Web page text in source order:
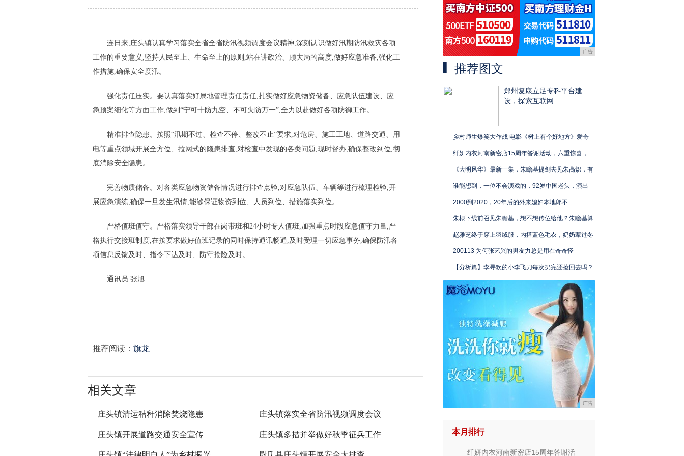
连日来,庄头镇认真学习落实全省全省防汛视频调度会议精神,深刻认识做好汛期防汛救灾各项
工作的重要意义,坚持人民至上、生命至上的原则,站在讲政治、顾大局的高度,做好应急准备,强化工
作措施,确保安全度汛。
强化责任压实。要认真落实好属地管理责任责任,扎实做好应急物资储备、应急队伍建设、应
急预案细化等方面工作,做到“宁可十防九空、不可失防万一”,全力以赴做好各项防御工作。
精准排查隐患。按照“汛期不过、检查不停、整改不止”要求,对危房、施工工地、道路交通、用
电等重点领域开展全方位、拉网式的隐患排查,对检查中发现的各类问题,现时督办,确保整改到位,彻
底消除安全隐患。
完善物质储备。对各类应急物资储备情况进行排查点验,对应急队伍、车辆等进行梳理检验,开
展应急演练,确保一旦发生汛情,能够保证物资到位、人员到位、措施落实到位。
严格值班值守。严格落实领导干部在岗带班和24小时专人值班,加强重点时段应急值守力量,严
格执行交接班制度,在按要求做好值班记录的同时保持通讯畅通,及时受理一切应急事务,确保防汛各
项信息反馈及时、指令下达及时、防守抢险及时。
通讯员:张旭
推荐阅读： 旗龙
相关文章
庄头镇清运秸秆消除焚烧隐患 庄头镇落实全省防汛视频调度会议
庄头镇开展道路交通安全宣传 庄头镇多措并举做好秋季征兵工作
广告
推荐图文
郑州复康立足专科平台建
设，探索互联网
乡村师生爆笑大作战 电影《树上有个好地方》爱奇
纤妍内衣河南新密店15周年答谢活动，六重惊喜，
《大明风华》最新一集，朱瞻基提剑去见朱高炽，有
谁能想到，一位不会演戏的，92岁中国老头，演出
2000到2020，20年后的外来媳妇本地郎不
朱棣下线前召见朱瞻基，想不想传位给他？朱瞻基算
赵雅芝终于穿上羽绒服，内搭蓝色毛衣，奶奶辈过冬
200113 为何张艺兴的男友力总是用在奇奇怪
【分析篇】李寻欢的小李飞刀每次扔完还捡回去吗？
广告
本月排行
纤妍内衣河南新密店15周年答谢活